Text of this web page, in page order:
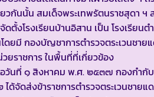
วกันนั้น สมเด็จพระเทพรัตนราชสุดา
ดตั้งโรงเรียนบ้านอิสาน เป็น โรงเรียน
ดยมี กองบัญชาการตำรวจตระเวนชาย
ยราชการ ในพื้นที่ที่เกี่ยวข้อง
วันที่ ๑ สิงหาคม พ.ศ. ๒๕๓๗ กองกำกับ
ได้จัดส่งข้าราชการตำรวจตระเวนชาย